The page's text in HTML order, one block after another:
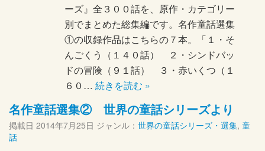
ーズ』全３００話を、原作・カテゴリー
別でまとめた総集編です。名作童話選集
①の収録作品はこちらの７本。「１・そ
んごくう（１４０話） ２・シンドバッ
ドの冒険（９１話） ３・赤いくつ（１
６０… 続きを読む »
名作童話選集② 世界の童話シリーズより
掲載日 2014年7月25日 ジャンル： 世界の童話シリーズ・選集, 童
話